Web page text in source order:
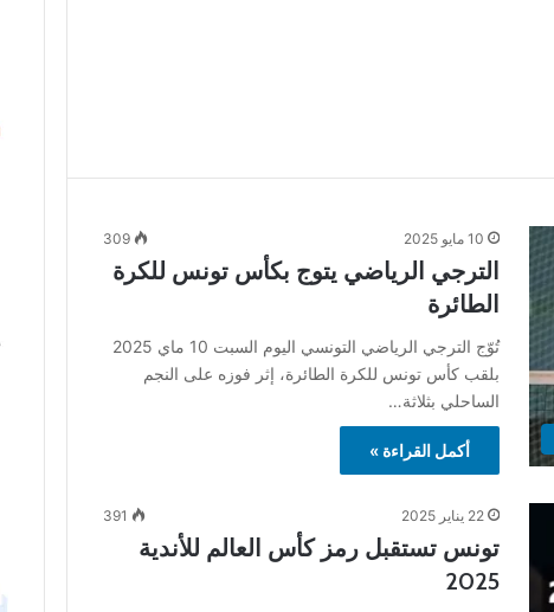
10 مايو 2025 309
الترجي الرياضي يتوج بكأس تونس للكرة
الطائرة
تُوّج الترجي الرياضي التونسي اليوم السبت 10 ماي 2025
بلقب كأس تونس للكرة الطائرة، إثر فوزه على النجم
الساحلي بثلاثة…
أكمل القراءة »
22 يناير 2025 391
تونس تستقبل رمز كأس العالم للأندية
2025